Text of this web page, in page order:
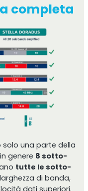
completa
una parte della
genere 8 sotto-
tutte le sotto-
di banda,